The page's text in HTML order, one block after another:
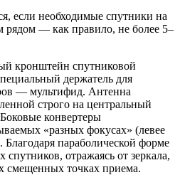
если необходимые спутники на
рядом — как правило, не более 5–
кронштейн спутниковой
держатель для
— мультифид. Антенна
строго на центральный
конвертеры
«разных фокусах» (левее
Благодаря параболической форме
спутников, отражаясь от зеркала,
смещенных точках приема.